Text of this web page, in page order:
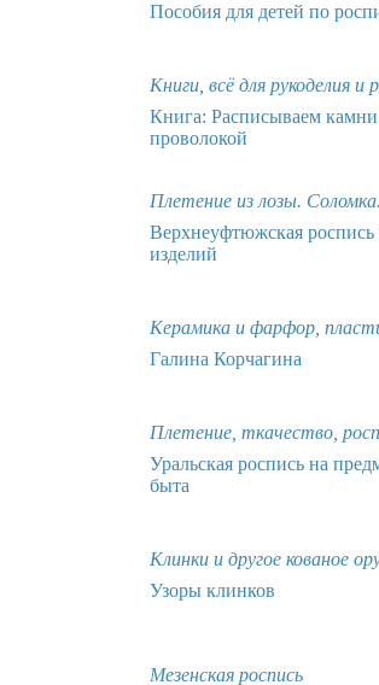
Пособия для детей по
Книги, всё для рукоделия и
Книга: Расписываем
проволокой
Плетение из лозы.
Верхнеуфтюжская роспись
изделий
Керамика и фарфор,
Галина Корчагина
Плетение, ткачество,
Уральская роспись на
быта
Клинки и другое кованое
Узоры клинков
Мезенская роспись